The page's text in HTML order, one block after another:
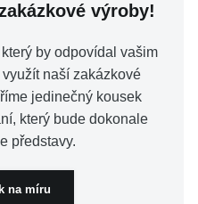
výroby!
by odpovídal vašim
naší zakázkové
jedinečný kousek
který bude dokonale
představy.
na míru